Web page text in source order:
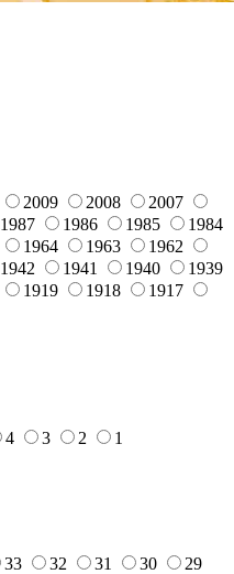
2009 2008
2007
1987 1986 1985
1984
1964 1963
1962
1942 1941 1940
1939
1919 1918
1917
4 3 2 1
33 32 31 30
29